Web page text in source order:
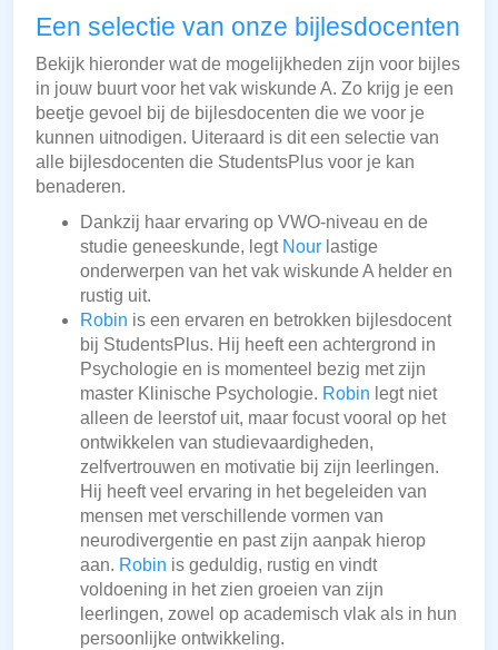
Een selectie van onze bijlesdocenten
Bekijk hieronder wat de mogelijkheden zijn voor bijles
in jouw buurt voor het vak wiskunde A. Zo krijg je een
beetje gevoel bij de bijlesdocenten die we voor je
kunnen uitnodigen. Uiteraard is dit een selectie van
alle bijlesdocenten die StudentsPlus voor je kan
benaderen.
Dankzij haar ervaring op VWO-niveau en de
studie geneeskunde, legt Nour lastige
onderwerpen van het vak wiskunde A helder en
rustig uit.
Robin is een ervaren en betrokken bijlesdocent
bij StudentsPlus. Hij heeft een achtergrond in
Psychologie en is momenteel bezig met zijn
master Klinische Psychologie. Robin legt niet
alleen de leerstof uit, maar focust vooral op het
ontwikkelen van studievaardigheden,
zelfvertrouwen en motivatie bij zijn leerlingen.
Hij heeft veel ervaring in het begeleiden van
mensen met verschillende vormen van
neurodivergentie en past zijn aanpak hierop
aan. Robin is geduldig, rustig en vindt
voldoening in het zien groeien van zijn
leerlingen, zowel op academisch vlak als in hun
persoonlijke ontwikkeling.